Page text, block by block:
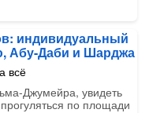
индивидуальный
Абу-Даби и Шарджа
всё
Джумейра, увидеть
по площади